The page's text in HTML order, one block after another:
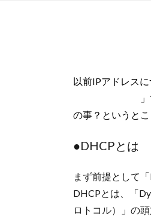
以前IPアドレス
の事？というと
●DHCPとは
まず前提として
DHCPとは、「
ロトコル）」の